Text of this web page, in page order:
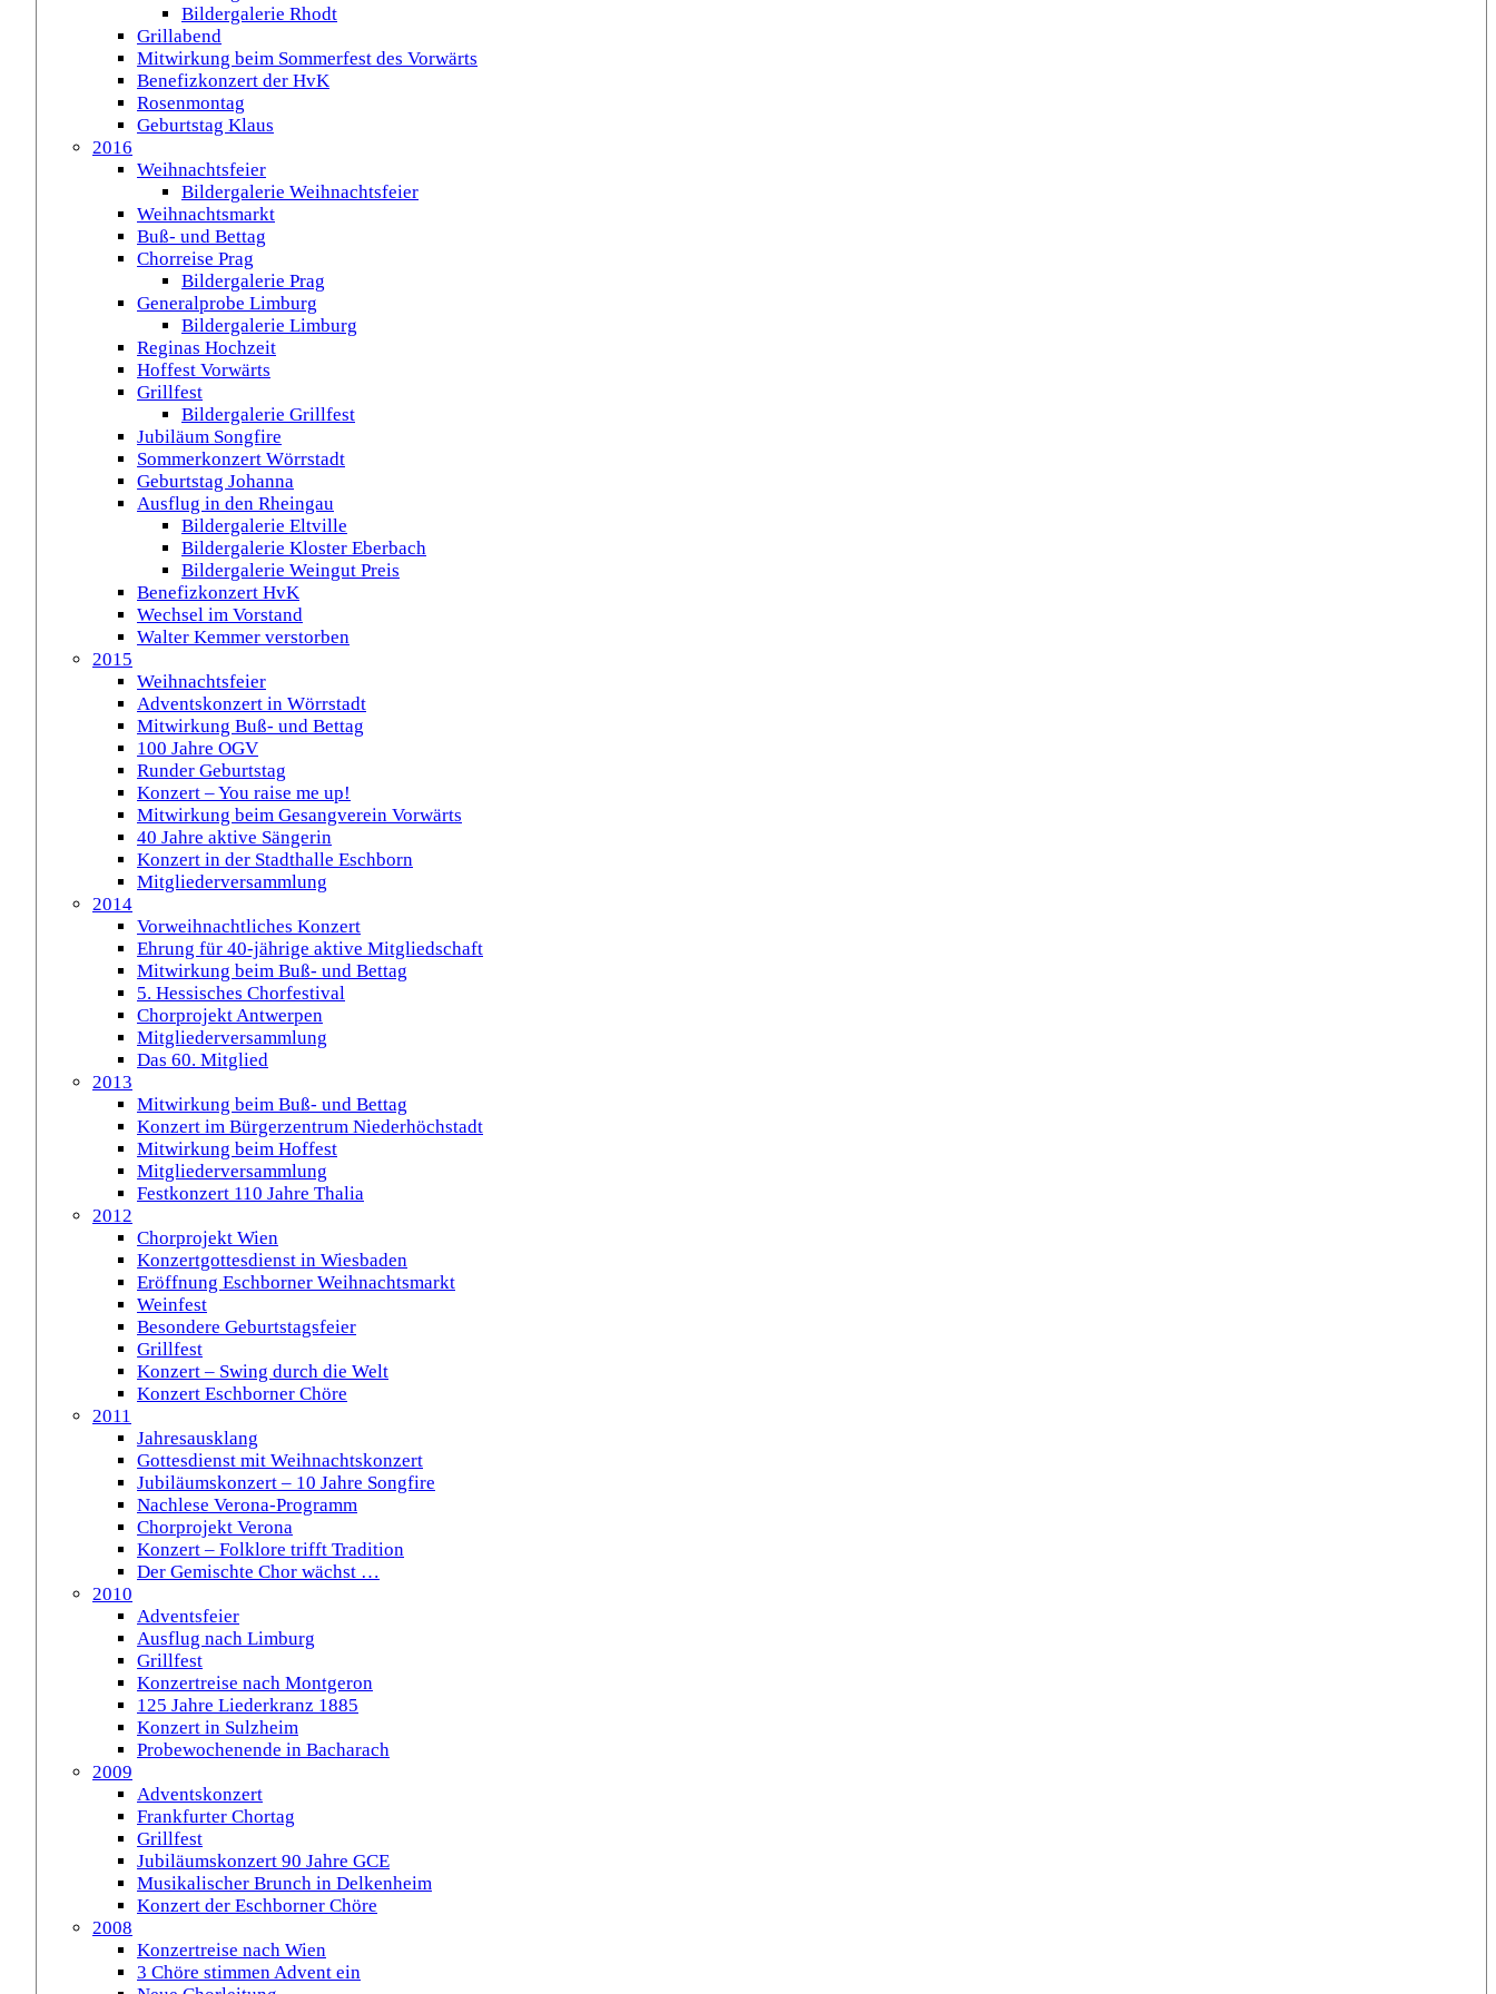
Bildergalerie Rhodt
Grillabend
Mitwirkung beim Sommerfest des Vorwärts
Benefizkonzert der HvK
Rosenmontag
Geburtstag Klaus
2016
Weihnachtsfeier
Bildergalerie Weihnachtsfeier
Weihnachtsmarkt
Buß- und Bettag
Chorreise Prag
Bildergalerie Prag
Generalprobe Limburg
Bildergalerie Limburg
Reginas Hochzeit
Hoffest Vorwärts
Grillfest
Bildergalerie Grillfest
Jubiläum Songfire
Sommerkonzert Wörrstadt
Geburtstag Johanna
Ausflug in den Rheingau
Bildergalerie Eltville
Bildergalerie Kloster Eberbach
Bildergalerie Weingut Preis
Benefizkonzert HvK
Wechsel im Vorstand
Walter Kemmer verstorben
2015
Weihnachtsfeier
Adventskonzert in Wörrstadt
Mitwirkung Buß- und Bettag
100 Jahre OGV
Runder Geburtstag
Konzert – You raise me up!
Mitwirkung beim Gesangverein Vorwärts
40 Jahre aktive Sängerin
Konzert in der Stadthalle Eschborn
Mitgliederversammlung
2014
Vorweihnachtliches Konzert
Ehrung für 40-jährige aktive Mitgliedschaft
Mitwirkung beim Buß- und Bettag
5. Hessisches Chorfestival
Chorprojekt Antwerpen
Mitgliederversammlung
Das 60. Mitglied
2013
Mitwirkung beim Buß- und Bettag
Konzert im Bürgerzentrum Niederhöchstadt
Mitwirkung beim Hoffest
Mitgliederversammlung
Festkonzert 110 Jahre Thalia
2012
Chorprojekt Wien
Konzertgottesdienst in Wiesbaden
Eröffnung Eschborner Weihnachtsmarkt
Weinfest
Besondere Geburtstagsfeier
Grillfest
Konzert – Swing durch die Welt
Konzert Eschborner Chöre
2011
Jahresausklang
Gottesdienst mit Weihnachtskonzert
Jubiläumskonzert – 10 Jahre Songfire
Nachlese Verona-Programm
Chorprojekt Verona
Konzert – Folklore trifft Tradition
Der Gemischte Chor wächst …
2010
Adventsfeier
Ausflug nach Limburg
Grillfest
Konzertreise nach Montgeron
125 Jahre Liederkranz 1885
Konzert in Sulzheim
Probewochenende in Bacharach
2009
Adventskonzert
Frankfurter Chortag
Grillfest
Jubiläumskonzert 90 Jahre GCE
Musikalischer Brunch in Delkenheim
Konzert der Eschborner Chöre
2008
Konzertreise nach Wien
3 Chöre stimmen Advent ein